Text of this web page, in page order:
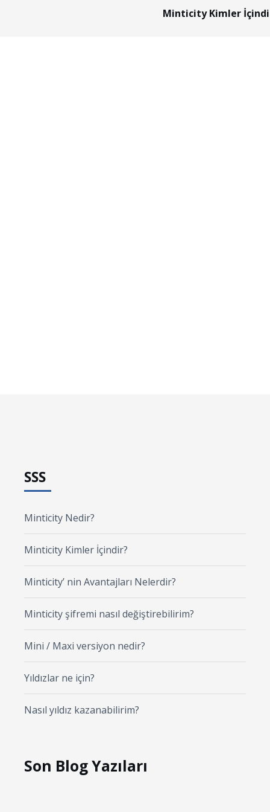
Minticity Kimler
SSS
Minticity Nedir?
Minticity Kimler İçindir?
Minticity’ nin Avantajları Nelerdir?
Minticity şifremi nasıl değiştirebilirim?
Mini / Maxi versiyon nedir?
Yıldızlar ne için?
Nasıl yıldız kazanabilirim?
Son Blog Yazıları